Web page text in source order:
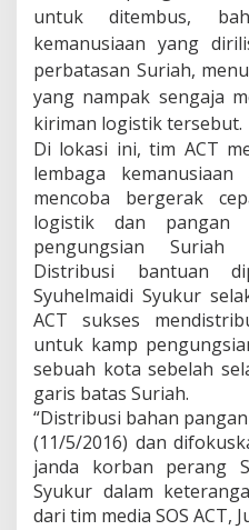
a
P
e
n
g
u
n
s
i
S
u
a
h
untuk ditembus,
kemanusiaan yang
perbatasan Suriah,
yang nampak sengaja
kiriman logistik tersebut.
Di lokasi ini, tim ACT
lembaga
mencoba bergerak
logistik dan
pengungsian Suriah
Distribusi bantuan
Syuhelmaidi Syukur
ACT sukses
untuk kamp
sebuah kota sebelah
garis batas Suriah.
“Distribusi bahan
(11/5/2016) dan
janda korban perang
Syukur dalam
dari tim media SOS ACT,